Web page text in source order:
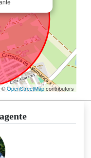
OpenStreetMapcontributors